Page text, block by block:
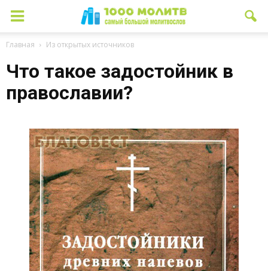
Главная Из открытых источников
Что такое задостойник в
православии?